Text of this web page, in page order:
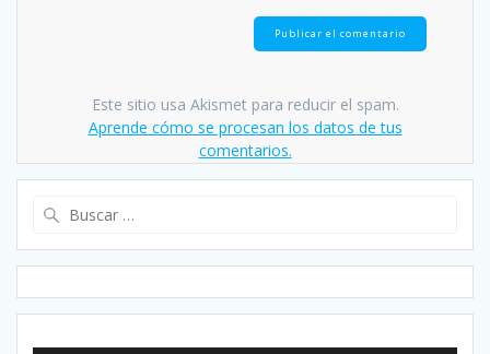
Este sitio usa Akismet para reducir el spam.
Aprende cómo se procesan los datos de tus
comentarios.